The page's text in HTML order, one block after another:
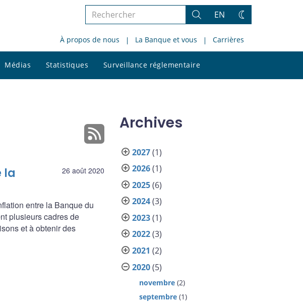
Rechercher
le
site
Rechercher
EN
Changez
thème
À propos de nous La Banque et vous Carrières
Médias Statistiques Surveillance réglementaire
le
26 août 2020
la
entre la Banque du
plusieurs cadres de
et à obtenir des
Archives
2027(1)
2026(1)
2025(6)
2024(3)
2023(1)
2022(3)
2021 (2)
2020(5)
novembre (2)
septembre (1)